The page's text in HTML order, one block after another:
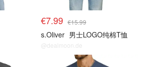
€7.99 €15.99
s.Oliver 男士LOGO纯棉T恤
@dealmoon.de